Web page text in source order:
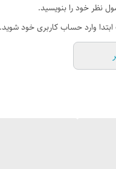
نظر خود را بنویسید.
وارد حساب کاربری خود شوید.